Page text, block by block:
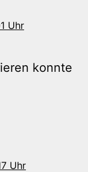
Uhr
konnte
Uhr